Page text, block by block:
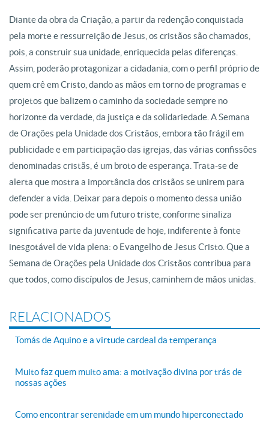
Diante da obra da Criação, a partir da redenção conquistada
pela morte e ressurreição de Jesus, os cristãos são chamados,
pois, a construir sua unidade, enriquecida pelas diferenças.
Assim, poderão protagonizar a cidadania, com o perfil próprio de
quem crê em Cristo, dando as mãos em torno de programas e
projetos que balizem o caminho da sociedade sempre no
horizonte da verdade, da justiça e da solidariedade. A Semana
de Orações pela Unidade dos Cristãos, embora tão frágil em
publicidade e em participação das igrejas, das várias confissões
denominadas cristãs, é um broto de esperança. Trata-se de
alerta que mostra a importância dos cristãos se unirem para
defender a vida. Deixar para depois o momento dessa união
pode ser prenúncio de um futuro triste, conforme sinaliza
significativa parte da juventude de hoje, indiferente à fonte
inesgotável de vida plena: o Evangelho de Jesus Cristo. Que a
Semana de Orações pela Unidade dos Cristãos contribua para
que todos, como discípulos de Jesus, caminhem de mãos unidas.
RELACIONADOS
Tomás de Aquino e a virtude cardeal da temperança
Muito faz quem muito ama: a motivação divina por trás de
nossas ações
Como encontrar serenidade em um mundo hiperconectado